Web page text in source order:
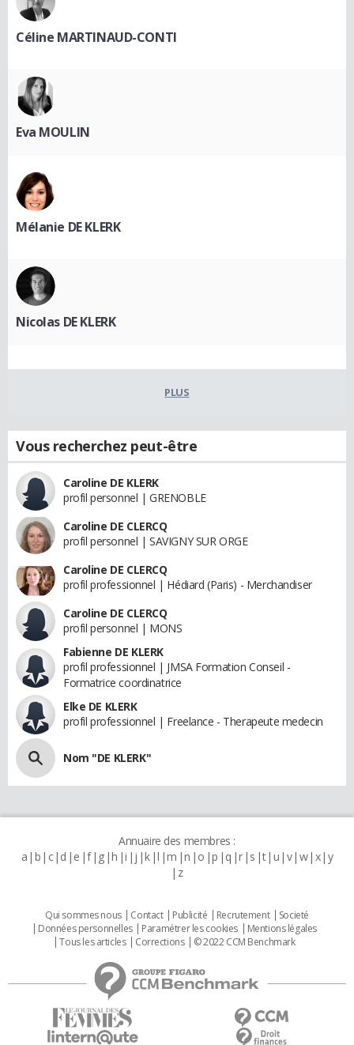
Céline MARTINAUD-CONTI
Eva MOULIN
Mélanie DE KLERK
Nicolas DE KLERK
PLUS
Vous recherchez peut-être
Caroline DE KLERK
profil personnel | GRENOBLE
Caroline DE CLERCQ
profil personnel | SAVIGNY SUR ORGE
Caroline DE CLERCQ
profil professionnel | Hédiard (Paris) - Merchandiser
Caroline DE CLERCQ
profil personnel | MONS
Fabienne DE KLERK
profil professionnel | JMSA Formation Conseil -
Formatrice coordinatrice
Elke DE KLERK
profil professionnel | Freelance - Therapeute medecin
Nom "DE KLERK"
Annuaire des membres :
a b c d e f g h i j k l m n o p q r s t u v w x y
z
Qui sommes nous Contact Publicité Recrutement
Societé
Données personnelles
Paramétrer les cookies
Mentions légales
Tous les articles
Corrections © 2022 CCM Benchmark